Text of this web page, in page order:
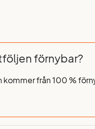
förnybar?
kommer från 100 %